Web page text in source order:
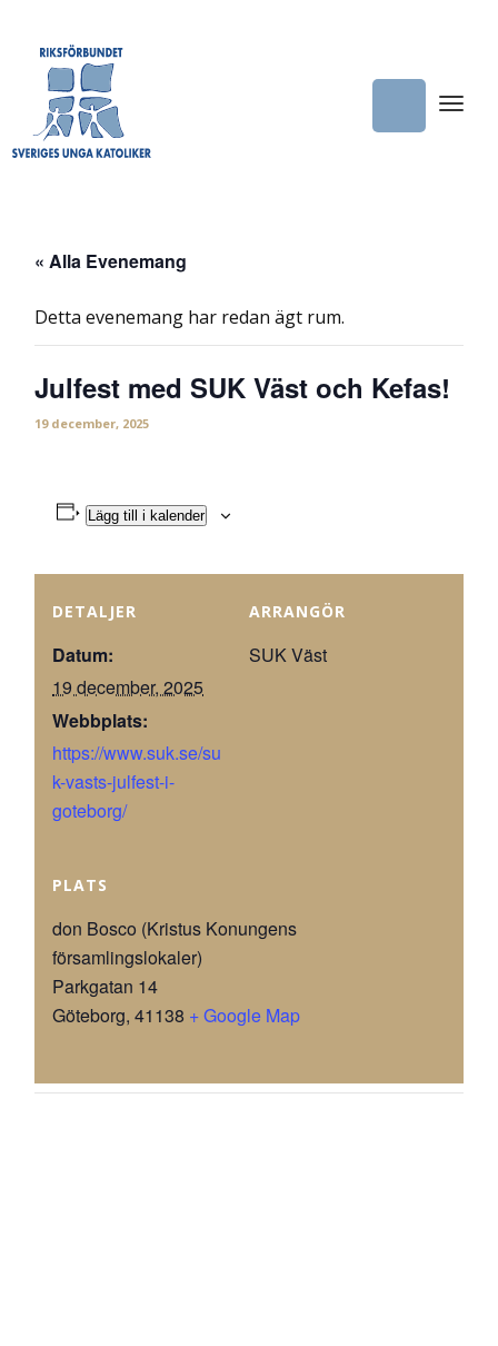
« Alla Evenemang
Detta evenemang har redan ägt rum.
Julfest med SUK Väst och Kefas!
19 december, 2025
Lägg till i kalender
DETALJER
Datum:
19 december, 2025
Webbplats:
https://www.suk.se/su
k-vasts-julfest-i-
goteborg/
PLATS
don Bosco (Kristus Konungens
församlingslokaler)
Parkgatan 14
Göteborg, 41138 + Google Map
ARRANGÖR
SUK Väst